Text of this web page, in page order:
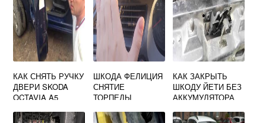
КАК СНЯТЬ РУЧКУ
ДВЕРИ SKODA
OCTAVIA A5
ШКОДА ФЕЛИЦИЯ
СНЯТИЕ
ТОРПЕДЫ
КАК ЗАКРЫТЬ
ШКОДУ ЙЕТИ БЕЗ
АККУМУЛЯТОРА